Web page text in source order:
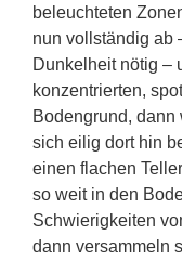
beleuchteten
nun vollständig ab
Dunkelheit nötig –
konzentrierten,
Bodengrund,
sich eilig dort hin
einen flachen
so weit in den
Schwierigkeiten
dann versammeln